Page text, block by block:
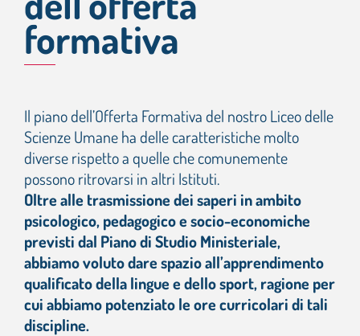
Cerca
per:
formativa
Il piano dell’Offerta Formativa del nostro Liceo delle
Scienze Umane ha delle caratteristiche molto
diverse rispetto a quelle che comunemente
possono ritrovarsi in altri Istituti.
Oltre alle trasmissione dei saperi in ambito
psicologico, pedagogico e socio-economiche
previsti dal Piano di Studio Ministeriale,
abbiamo voluto dare spazio all’apprendimento
qualificato della lingue e dello sport, ragione per
cui abbiamo potenziato le ore curricolari di tali
discipline.